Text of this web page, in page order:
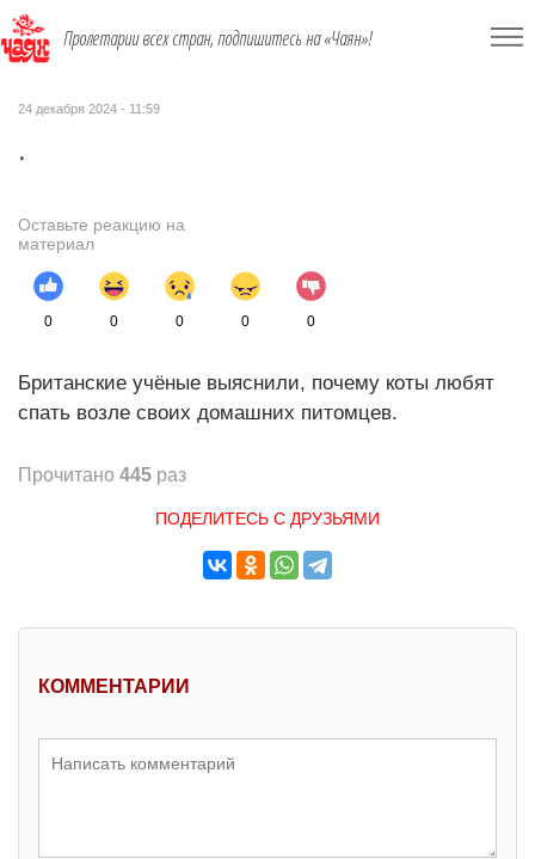
Пролетарии всех стран, подпишитесь на «Чаян»!
24 декабря 2024 - 11:59
.
Оставьте реакцию на
материал
0 0 0 0 0
Британские учёные выяснили, почему коты любят
спать возле своих домашних питомцев.
Прочитано 445 раз
ПОДЕЛИТЕСЬ С ДРУЗЬЯМИ
КОММЕНТАРИИ